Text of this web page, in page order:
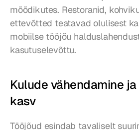
mõõdikutes. Restoranid,
ettevõtted teatavad olulisest
mobiilse tööjõu
kasutuselevõttu.
Kulude vähendamine
kasv
Tööjõud esindab tavaliselt